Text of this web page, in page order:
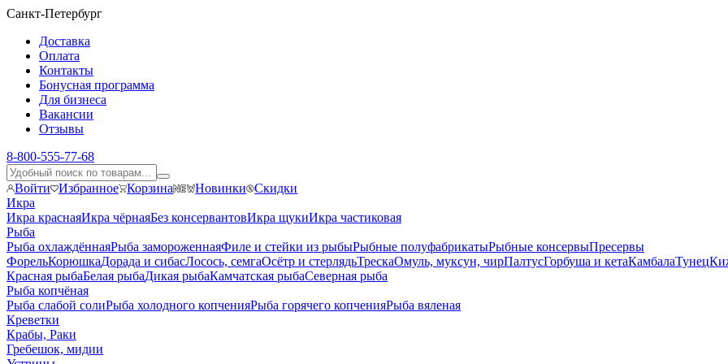
Санкт-Петербург
Доставка
Оплата
Контакты
Бонусная программа
Для бизнеса
Вакансии
Отзывы
8-800-555-77-68
Войти Избранное Корзина Новинки Скидки
Икра
Икра краснаяИкра чёрнаяБез консервантовИкра щукиИкра частиковая
Рыба
Рыба охлаждённаяРыба замороженнаяФиле и стейки из рыбыРыбные полуфабрикатыРыбные консервыПресервы
ФорельКорюшкаДорада и сибасЛосось, семгаОсётр и стерлядьТрескаОмуль, муксун, чирПалтусГорбуша и кетаКамбалаТунец
Красная рыбаБелая рыбаДикая рыбаКамчатская рыбаСеверная рыба
Рыба копчёная
Рыба слабой солиРыба холодного копченияРыба горячего копченияРыба вяленая
Креветки
Крабы, Раки
Гребешок, мидии